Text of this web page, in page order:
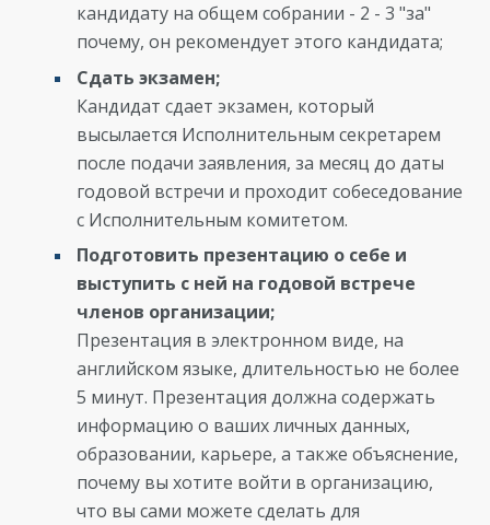
кандидату на общем собрании - 2 - 3 "за"
почему, он рекомендует этого кандидата;
Сдать экзамен;
Кандидат сдает экзамен, который
высылается Исполнительным секретарем
после подачи заявления, за месяц до даты
годовой встречи и проходит собеседование
с Исполнительным комитетом.
Подготовить презентацию о себе и
выступить с ней на годовой встрече
членов организации;
Презентация в электронном виде, на
английском языке, длительностью не более
5 минут. Презентация должна содержать
информацию о ваших личных данных,
образовании, карьере, а также объяснение,
почему вы хотите войти в организацию,
что вы сами можете сделать для